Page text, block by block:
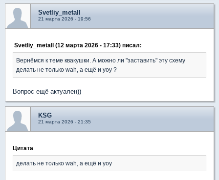
Svetliy_metall
21 марта 2026 - 19:56
Svetliy_metall (12 марта 2026 - 17:33) писал:
Вернёмся к теме квакушки. А можно ли "заставить" эту схему
делать не только wah, а ещё и yoy ?
Вопрос ещё актуален))
KSG
21 марта 2026 - 21:35
Цитата
делать не только wah, а ещё и yoy